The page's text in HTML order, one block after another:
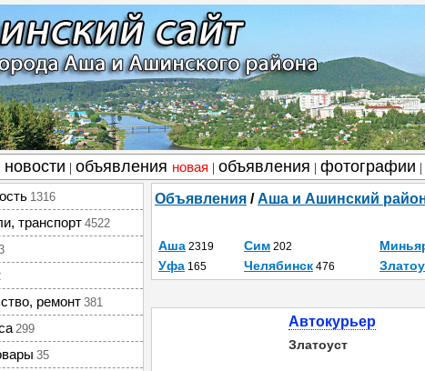
новости объявления новая объявления фотографии
1316
транспорт 4522
ремонт 381
299
35
Объявления /Аша и Ашинский
Аша 2319 Сим 202
Уфа 165 Челябинск 476
Автокурьер
Златоуст